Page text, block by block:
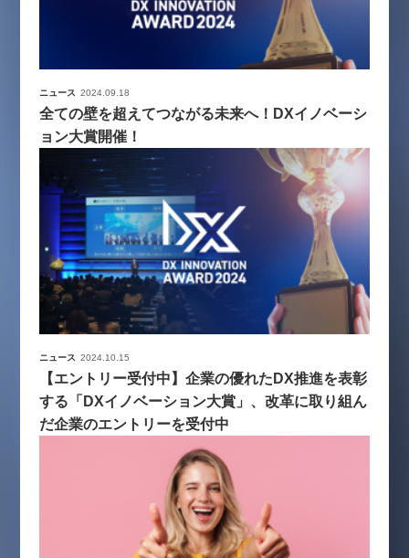
ニュース 2024.09.18
全ての壁を超えてつながる未来へ！DXイノベーシ
ョン大賞開催！
ニュース 2024.10.15
【エントリー受付中】企業の優れたDX推進を表彰
する「DXイノベーション大賞」、改革に取り組ん
だ企業のエントリーを受付中